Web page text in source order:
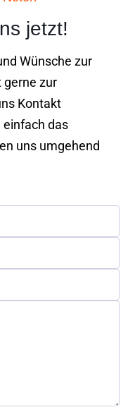
jetzt!
Wünsche zur
gerne zur
Kontakt
einfach das
uns umgehend